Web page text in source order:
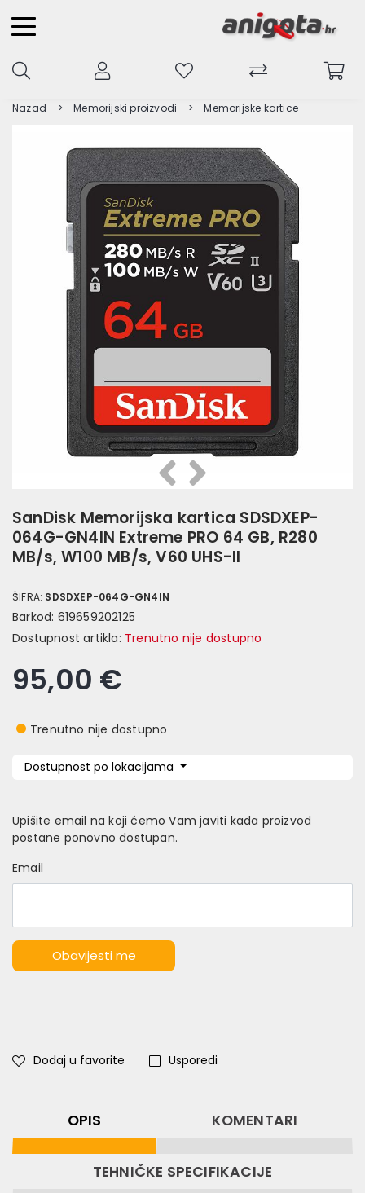
Nazad Memorijski proizvodi Memorijske kartice
PrethodnaSlijedeća
SanDisk Memorijska kartica SDSDXEP-
064G-GN4IN Extreme PRO 64 GB, R280
MB/s, W100 MB/s, V60 UHS-II
ŠIFRA: SDSDXEP-064G-GN4IN
Barkod: 619659202125
Dostupnost artikla: Trenutno nije dostupno
95,00 €
Trenutno nije dostupno
Dostupnost po lokacijama
Upišite email na koji ćemo Vam javiti kada proizvod
postane ponovno dostupan.
Email
Obavijesti me
Dodaj u favorite Usporedi
OPIS KOMENTARI
TEHNIČKE SPECIFIKACIJE